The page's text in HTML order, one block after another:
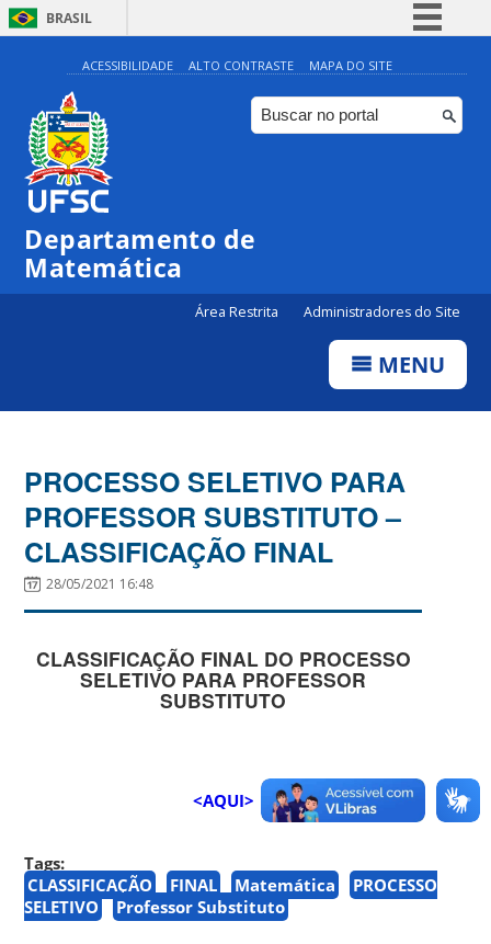
BRASIL
Simplifique!
Comunica BR
Participe
ACESSIBILIDADE ALTO CONTRASTE MAPA DO SITE
Departamento de
Matemática
Área Restrita Administradores do Site
MENU
PROCESSO SELETIVO PARA
PROFESSOR SUBSTITUTO –
CLASSIFICAÇÃO FINAL
28/05/2021 16:48
CLASSIFICAÇÃO FINAL DO PROCESSO
SELETIVO PARA PROFESSOR
SUBSTITUTO
<AQUI>
Tags:
CLASSIFICAÇÃO
FINAL Matemática
PROCESSO
SELETIVO
Professor Substituto